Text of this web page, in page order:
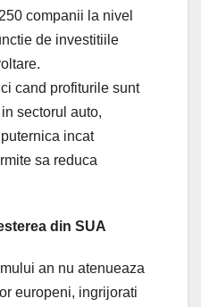
companii la nivel
de investitiile
cand profiturile sunt
sectorul auto,
incat
sa reduca
din SUA
an nu atenueaza
europeni, ingrijorati